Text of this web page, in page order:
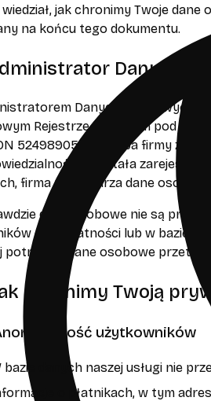
jak chronimy Twoje
na końcu tego dokumentu.
Danych
Danych Osobowych
Rejestrze Sądowym pod
524989057. Siedziba firmy
została
firma przetwarza dane
dane osobowe nie są
oraz płatności lub w bazie
potrzeby. Dane osobowe
chronimy Twoją
użytkowników
bazie danych naszej usługi nie
o płatnikach, w tym